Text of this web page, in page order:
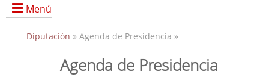
Menú
Presidencia
Diputación » Agenda de Presidencia »
Agenda de Presidencia